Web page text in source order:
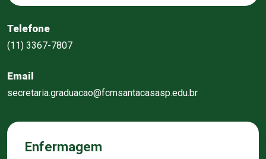
Telefone
(11) 3367-7807
Email
secretaria.graduacao@fcmsantacasasp.edu.br
Enfermagem